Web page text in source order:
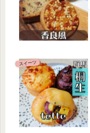
スイーツ